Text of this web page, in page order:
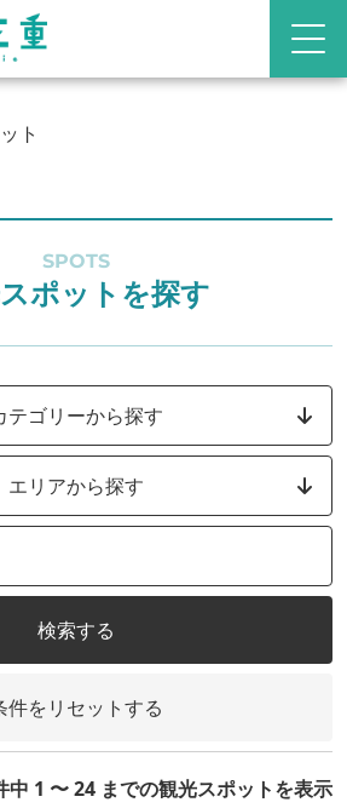
ト
SPOTS
ポットを探す
テゴリーから探す
エリアから探す
検索する
件をリセットする
中 1 〜 24 までの観光スポットを表示